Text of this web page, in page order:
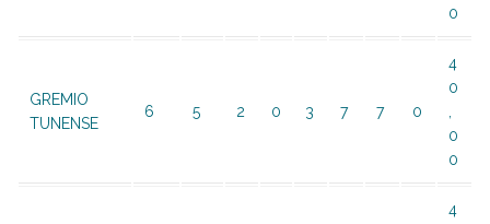
0
GREMIO
TUNENSE
6 5 2 0 3 7 7 0
4
0
,
0
0
4